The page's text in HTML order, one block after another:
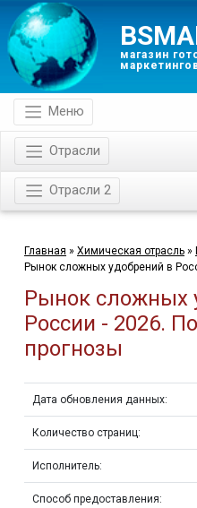
магазин
Меню
Отрасли
Отрасли 2
Главная » Химическая отрасль »
Рынок сложных удобрений в
Рынок сложных
России - 2026.
прогнозы
Дата обновления данных:
Количество страниц:
Исполнитель:
Способ предоставления: